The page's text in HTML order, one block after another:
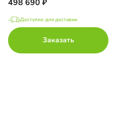
498 690
Доступно для доставки
Заказать